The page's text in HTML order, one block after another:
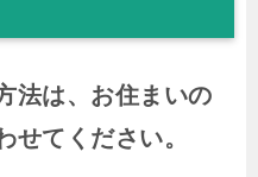
法は、お住まいの
せてください。